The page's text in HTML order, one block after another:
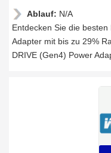
Ablauf: N/A
Entdecken Sie die
Adapter mit bis zu 29%
DRIVE (Gen4) Power